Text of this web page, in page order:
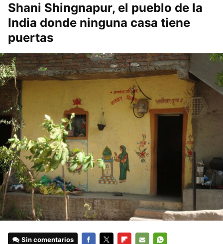
Shani Shingnapur, el pueblo de la
India donde ninguna casa tiene
puertas
Sin comentarios